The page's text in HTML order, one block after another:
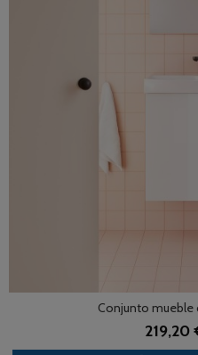
Conjunto mueble
219,20